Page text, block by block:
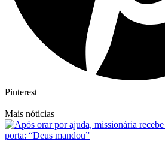
Pinterest
Mais nóticias